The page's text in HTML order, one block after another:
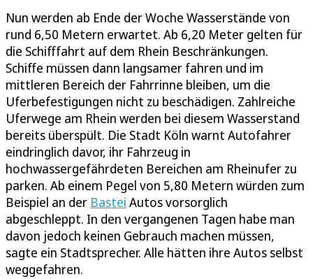
Nun werden ab Ende der Woche Wasserstände von
rund 6,50 Metern erwartet. Ab 6,20 Meter gelten für
die Schifffahrt auf dem Rhein Beschränkungen.
Schiffe müssen dann langsamer fahren und im
mittleren Bereich der Fahrrinne bleiben, um die
Uferbefestigungen nicht zu beschädigen. Zahlreiche
Uferwege am Rhein werden bei diesem Wasserstand
bereits überspült. Die Stadt Köln warnt Autofahrer
eindringlich davor, ihr Fahrzeug in
hochwassergefährdeten Bereichen am Rheinufer zu
parken. Ab einem Pegel von 5,80 Metern würden zum
Beispiel an der Bastei Autos vorsorglich
abgeschleppt. In den vergangenen Tagen habe man
davon jedoch keinen Gebrauch machen müssen,
sagte ein Stadtsprecher. Alle hätten ihre Autos selbst
weggefahren.